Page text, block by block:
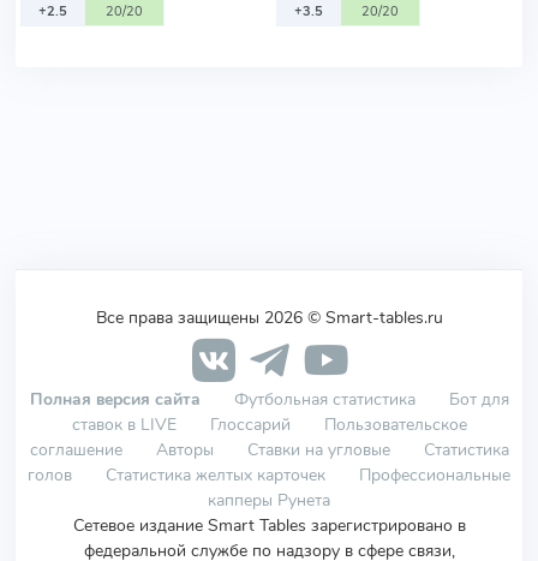
+2.5
20/20
+3.5
20/20
Все права защищены 2026 © Smart-tables.ru
Полная версия сайта Футбольная статистика
Бот для
ставок в LIVE
Глоссарий
Пользовательское
соглашение
Авторы Ставки на угловые
Статистика
голов
Статистика желтых карточек
Профессиональные
капперы Рунета
Сетевое издание Smart Tables зарегистрировано в
федеральной службе по надзору в сфере связи,